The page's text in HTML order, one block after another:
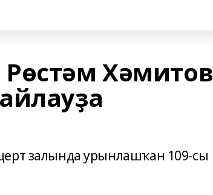
Хәмитов
залында урынлашҡан 109-сы